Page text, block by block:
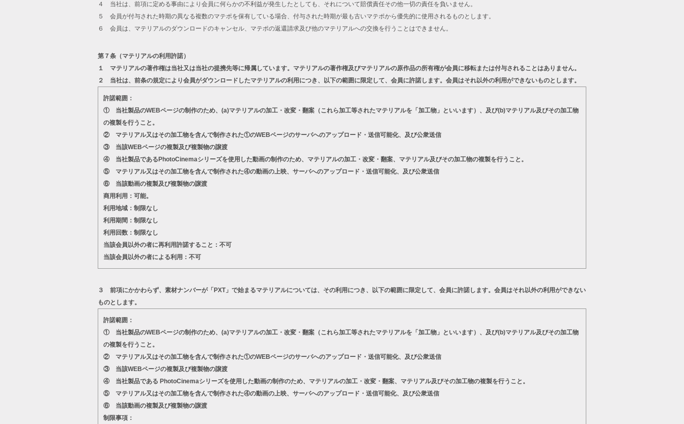
４ 当社は、前項に定める事由により会員に何らかの不利益が発生したとしても、それについて賠償責任その他一切の責任を負いません。
５ 会員が付与された時期の異なる複数のマテポを保有している場合、付与された時期が最も古いマテポから優先的に使用されるものとします。
６ 会員は、マテリアルのダウンロードのキャンセル、マテポの返還請求及び他のマテリアルへの交換を行うことはできません。
第７条（マテリアルの利用許諾）
１ マテリアルの著作権は当社又は当社の提携先等に帰属しています。マテリアルの著作権及びマテリアルの原作品の所有権が会員に移転または付与されることはありません。
２ 当社は、前条の規定により会員がダウンロードしたマテリアルの利用につき、以下の範囲に限定して、会員に許諾します。会員はそれ以外の利用ができないものとします。
許諾範囲：
① 当社製品のWEBページの制作のため、(a)マテリアルの加工・改変・翻案（これら加工等されたマテリアルを「加工物」といいます）、及び(b)マテリアル及びその加工物
の複製を行うこと。
② マテリアル又はその加工物を含んで制作された①のWEBページのサーバへのアップロード・送信可能化、及び公衆送信
③ 当該WEBページの複製及び複製物の譲渡
④ 当社製品であるPhotoCinemaシリーズを使用した動画の制作のため、マテリアルの加工・改変・翻案、マテリアル及びその加工物の複製を行うこと。
⑤ マテリアル又はその加工物を含んで制作された④の動画の上映、サーバへのアップロード・送信可能化、及び公衆送信
⑥ 当該動画の複製及び複製物の譲渡
商用利用：可能。
利用地域：制限なし
利用期間：制限なし
利用回数：制限なし
当該会員以外の者に再利用許諾すること：不可
当該会員以外の者による利用：不可
３ 前項にかかわらず、素材ナンバーが「PXT」で始まるマテリアルについては、その利用につき、以下の範囲に限定して、会員に許諾します。会員はそれ以外の利用ができない
ものとします。
許諾範囲：
① 当社製品のWEBページの制作のため、(a)マテリアルの加工・改変・翻案（これら加工等されたマテリアルを「加工物」といいます）、及び(b)マテリアル及びその加工物
の複製を行うこと。
② マテリアル又はその加工物を含んで制作された①のWEBページのサーバへのアップロード・送信可能化、及び公衆送信
③ 当該WEBページの複製及び複製物の譲渡
④ 当社製品である PhotoCinemaシリーズを使用した動画の制作のため、マテリアルの加工・改変・翻案、マテリアル及びその加工物の複製を行うこと。
⑤ マテリアル又はその加工物を含んで制作された④の動画の上映、サーバへのアップロード・送信可能化、及び公衆送信
⑥ 当該動画の複製及び複製物の譲渡
制限事項：